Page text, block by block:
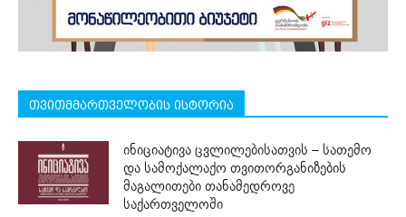
თვითმმართველობის ისტორია
ინიციატივა ცვლილებისათვის – სათემო
და სამოქალაქო თვითორგანიზების
მაგალითები თანამედროვე
საქართველოში